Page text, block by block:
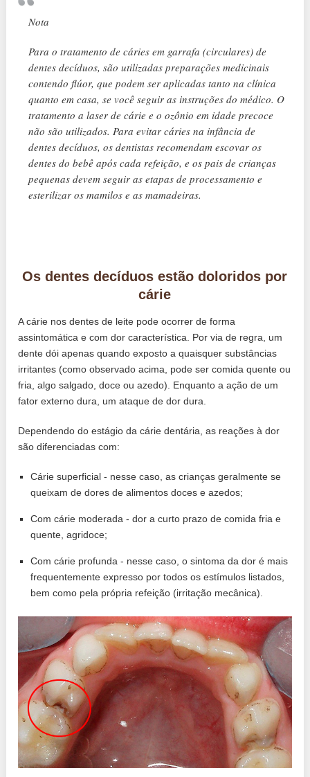
Nota
Para o tratamento de cáries em garrafa (circulares) de
dentes decíduos, são utilizadas preparações medicinais
contendo flúor, que podem ser aplicadas tanto na clínica
quanto em casa, se você seguir as instruções do médico. O
tratamento a laser de cárie e o ozônio em idade precoce
não são utilizados. Para evitar cáries na infância de
dentes decíduos, os dentistas recomendam escovar os
dentes do bebê após cada refeição, e os pais de crianças
pequenas devem seguir as etapas de processamento e
esterilizar os mamilos e as mamadeiras.
Os dentes decíduos estão doloridos por
cárie
A cárie nos dentes de leite pode ocorrer de forma
assintomática e com dor característica. Por via de regra, um
dente dói apenas quando exposto a quaisquer substâncias
irritantes (como observado acima, pode ser comida quente ou
fria, algo salgado, doce ou azedo). Enquanto a ação de um
fator externo dura, um ataque de dor dura.
Dependendo do estágio da cárie dentária, as reações à dor
são diferenciadas com:
Cárie superficial - nesse caso, as crianças geralmente se
queixam de dores de alimentos doces e azedos;
Com cárie moderada - dor a curto prazo de comida fria e
quente, agridoce;
Com cárie profunda - nesse caso, o sintoma da dor é mais
frequentemente expresso por todos os estímulos listados,
bem como pela própria refeição (irritação mecânica).